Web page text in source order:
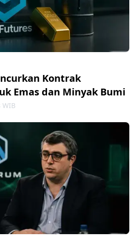
Kontrak
Emas dan Minyak Bumi
WIB